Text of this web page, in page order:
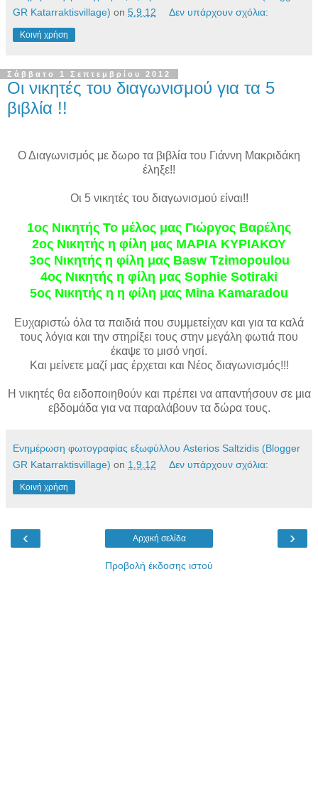
GR Katarraktisvillage) on 5.9.12 Δεν υπάρχουν σχόλια:
Κοινή χρήση
Σάββατο 1 Σεπτεμβρίου 2012
Οι νικητές του διαγωνισμού για τα 5
βιβλία !!
Ο Διαγωνισμός με δωρο τα βιβλία του Γιάννη Μακριδάκη
έληξε!!
Οι 5 νικητές του διαγωνισμού είναι!!
1ος Νικητής Το μέλος μας Γιώργος Βαρέλης
2ος Νικητής η φίλη μας ΜΑΡΙΑ ΚΥΡΙΑΚΟΥ
3ος Νικητής η φίλη μας Basw Tzimopoulou
4ος Νικητής η φίλη μας Sophie Sotiraki
5ος Νικητής η η φίλη μας Mina Kamaradou
Ευχαριστώ όλα τα παιδιά που συμμετείχαν και για τα καλά
τους λόγια και την στηρίξει τους στην μεγάλη φωτιά που
έκαψε το μισό νησί.
Και μείνετε μαζί μας έρχεται και Νέος διαγωνισμός!!!
Η νικητές θα ειδοποιηθούν και πρέπει να απαντήσουν σε μια
εβδομάδα για να παραλάβουν τα δώρα τους.
Ενημέρωση φωτογραφίας εξωφύλλου Asterios Saltzidis (Blogger
GR Katarraktisvillage) on 1.9.12 Δεν υπάρχουν σχόλια:
Κοινή χρήση
‹ ›
Αρχική σελίδα
Προβολή έκδοσης ιστού